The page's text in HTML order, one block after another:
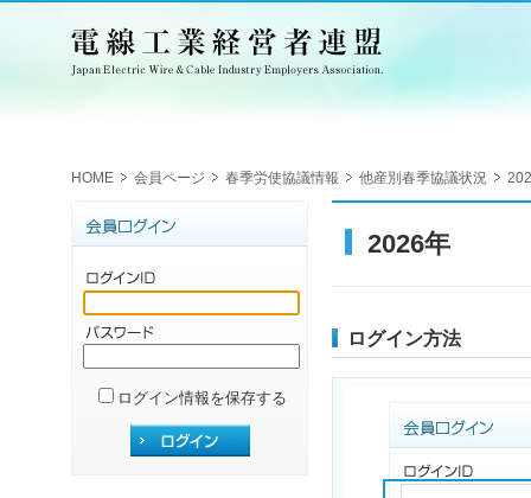
HOME 会員ページ 春季労使協議情報 他産別春季協議状況
2026年
ログイン方法
ログイン情報を保存する